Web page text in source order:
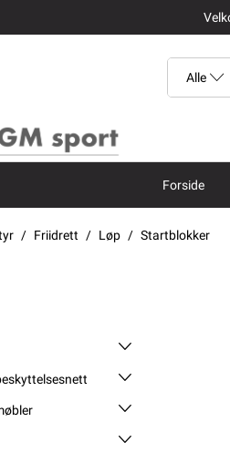
Forside
Friidrett Løp Startblokker